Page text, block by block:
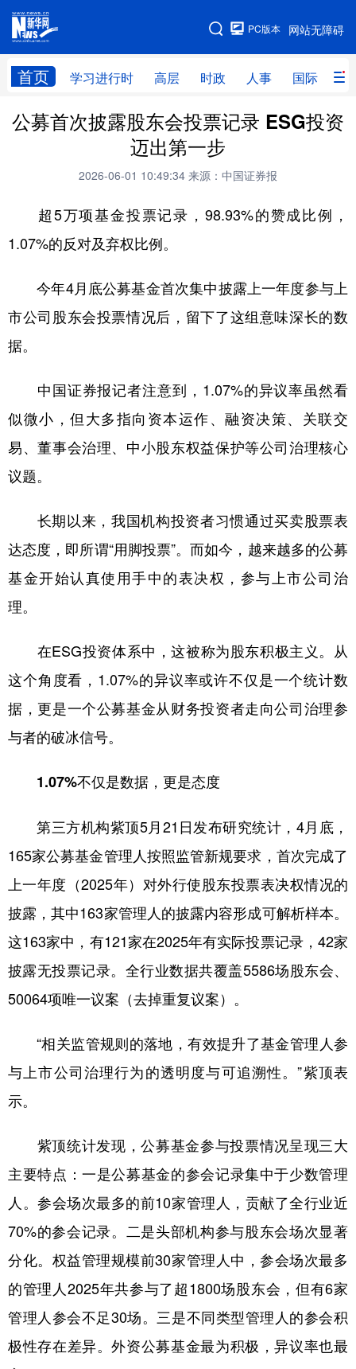
网站无障碍
PC版本
首页 学习进行时 高层 时政 人事 国际 财
网站地图
学习进行时 高层 时政 人事
财经 网评
全球连线
科技 科创 量子 体育
文化 书画
访谈 视频 图片 政务
法律 中央文件 金融 汽车
学术中国 乡村振兴 银龄 溯源中国
城市 旅游 能源 会展
彩票 娱乐 时尚 悦读
文化产业
地方频道
辽宁 吉林 上海 江苏
浙江 安徽 福建 江西
山东 河南 湖北 湖南
四川 贵州 云南
陕西 甘肃 青海 宁夏
新疆 内蒙古 黑龙江
多语种频道
English Español Français عربى
Русский язык 日本語 한국어
公募首次披露股东会投票记录 ESG投资
迈出第一步
2026-06-01 10:49:34 来源：中国证券报
超5万项基金投票记录，98.93%的赞成比例，
1.07%的反对及弃权比例。
今年4月底公募基金首次集中披露上一年度参与上
市公司股东会投票情况后，留下了这组意味深长的数
据。
中国证券报记者注意到，1.07%的异议率虽然看
似微小，但大多指向资本运作、融资决策、关联交
易、董事会治理、中小股东权益保护等公司治理核心
议题。
长期以来，我国机构投资者习惯通过买卖股票表
达态度，即所谓“用脚投票”。而如今，越来越多的公募
基金开始认真使用手中的表决权，参与上市公司治
理。
在ESG投资体系中，这被称为股东积极主义。从
这个角度看，1.07%的异议率或许不仅是一个统计数
据，更是一个公募基金从财务投资者走向公司治理参
与者的破冰信号。
1.07%不仅是数据，更是态度
第三方机构紫顶5月21日发布研究统计，4月底，
165家公募基金管理人按照监管新规要求，首次完成了
上一年度（2025年）对外行使股东投票表决权情况的
披露，其中163家管理人的披露内容形成可解析样本。
这163家中，有121家在2025年有实际投票记录，42家
披露无投票记录。全行业数据共覆盖5586场股东会、
50064项唯一议案（去掉重复议案）。
“相关监管规则的落地，有效提升了基金管理人参
与上市公司治理行为的透明度与可追溯性。”紫顶表
示。
紫顶统计发现，公募基金参与投票情况呈现三大
主要特点：一是公募基金的参会记录集中于少数管理
人。参会场次最多的前10家管理人，贡献了全行业近
70%的参会记录。二是头部机构参与股东会场次显著
分化。权益管理规模前30家管理人中，参会场次最多
的管理人2025年共参与了超1800场股东会，但有6家
管理人参会不足30场。三是不同类型管理人的参会积
极性存在差异。外资公募基金最为积极，异议率也最